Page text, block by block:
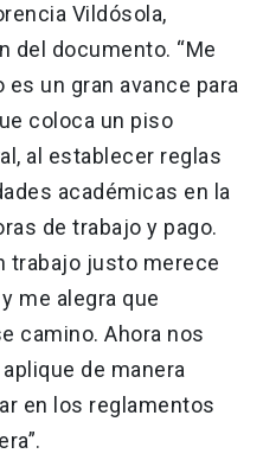
Vildósola,
del documento. “Me
un gran avance para
coloca un piso
al establecer reglas
académicas en la
de trabajo y pago.
trabajo justo merece
me alegra que
camino. Ahora nos
de manera
en los reglamentos